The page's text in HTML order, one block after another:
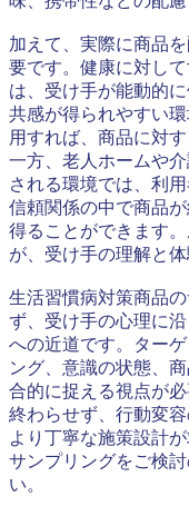
加えて、実際に商品
要です。健康に対し
は、受け手が能動的
共感が得られやすい
用すれば、商品に対
一方、老人ホームや
される環境では、利
信頼関係の中で商品
得ることができます
が、受け手の理解と
生活習慣病対策商品
ず、受け手の心理に
への近道です。ター
ング、意識の状態、
合的に捉える視点が
終わらせず、行動変
より丁寧な施策設計
サンプリングをご検
い。